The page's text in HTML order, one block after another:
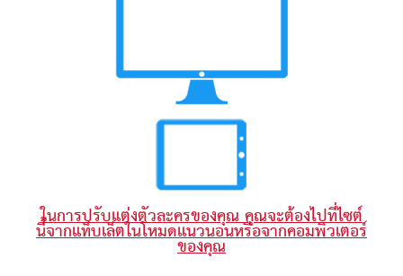
คัมภีร์ในการปรับแต่งตัวละครของคุณ คุณจะต้องไปที่ไซต์
นี้จากแท็บเล็ตในโหมดแนวนอนหรือจากคอมพิวเตอร์
ของคุณ